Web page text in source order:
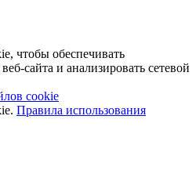
чтобы обеспечивать
сайта и анализировать сетевой
cookie
Правила использования